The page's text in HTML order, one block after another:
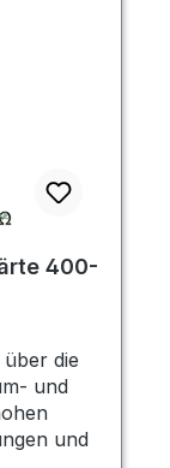
400-
die
und
und